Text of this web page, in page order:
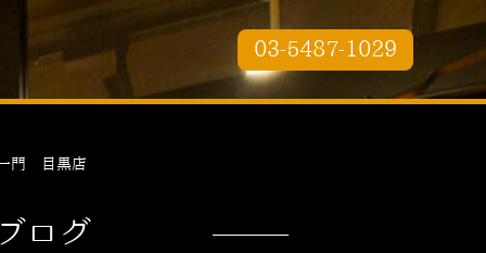
03-5487-1029
門 目黒店
ログ